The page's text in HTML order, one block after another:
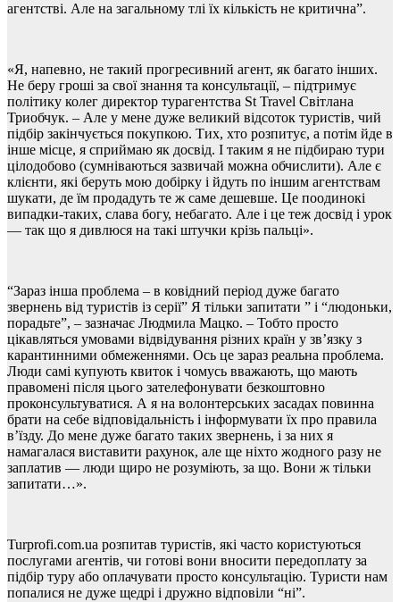
агентстві. Але на загальному тлі їх кількість не критична”.
«Я, напевно, не такий прогресивний агент, як багато інших.
Не беру гроші за свої знання та консультації, – підтримує
політику колег директор турагентства St Travel Світлана
Триобчук. – Але у мене дуже великий відсоток туристів, чий
підбір закінчується покупкою. Тих, хто розпитує, а потім йде в
інше місце, я сприймаю як досвід. І таким я не підбираю тури
цілодобово (сумніваються зазвичай можна обчислити). Але є
клієнти, які беруть мою добірку і йдуть по іншим агентствам
шукати, де їм продадуть те ж саме дешевше. Це поодинокі
випадки-таких, слава богу, небагато. Але і це теж досвід і урок
— так що я дивлюся на такі штучки крізь пальці».
“Зараз інша проблема – в ковідний період дуже багато
звернень від туристів із серії” Я тільки запитати ” і “людоньки,
порадьте”, – зазначає Людмила Мацко. – Тобто просто
цікавляться умовами відвідування різних країн у зв’язку з
карантинними обмеженнями. Ось це зараз реальна проблема.
Люди самі купують квиток і чомусь вважають, що мають
правомені після цього зателефонувати безкоштовно
проконсультуватися. А я на волонтерських засадах повинна
брати на себе відповідальність і інформувати їх про правила
в’їзду. До мене дуже багато таких звернень, і за них я
намагалася виставити рахунок, але ще ніхто жодного разу не
заплатив — люди щиро не розуміють, за що. Вони ж тільки
запитати…».
Turprofi.com.ua розпитав туристів, які часто користуються
послугами агентів, чи готові вони вносити передоплату за
підбір туру або оплачувати просто консультацію. Туристи нам
попалися не дуже щедрі і дружно відповіли “ні”.